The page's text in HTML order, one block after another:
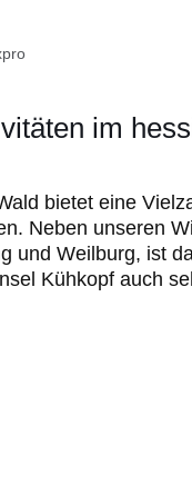
im
bietet eine
Neben unseren
und Weilburg, ist
Kühkopf auch